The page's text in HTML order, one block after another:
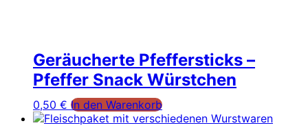
Geräucherte Pfeffersticks –
Pfeffer Snack Würstchen
0,50 € In den Warenkorb